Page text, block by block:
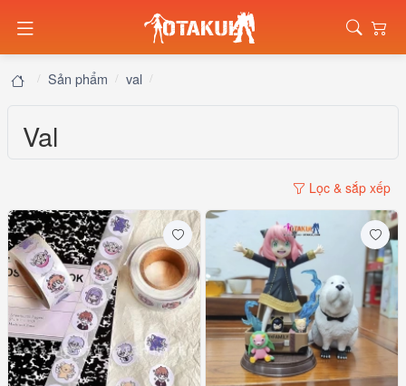
Sản phẩm val
Val
Lọc & sắp xếp